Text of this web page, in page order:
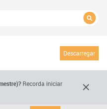
Descarregar
? Recorda iniciar